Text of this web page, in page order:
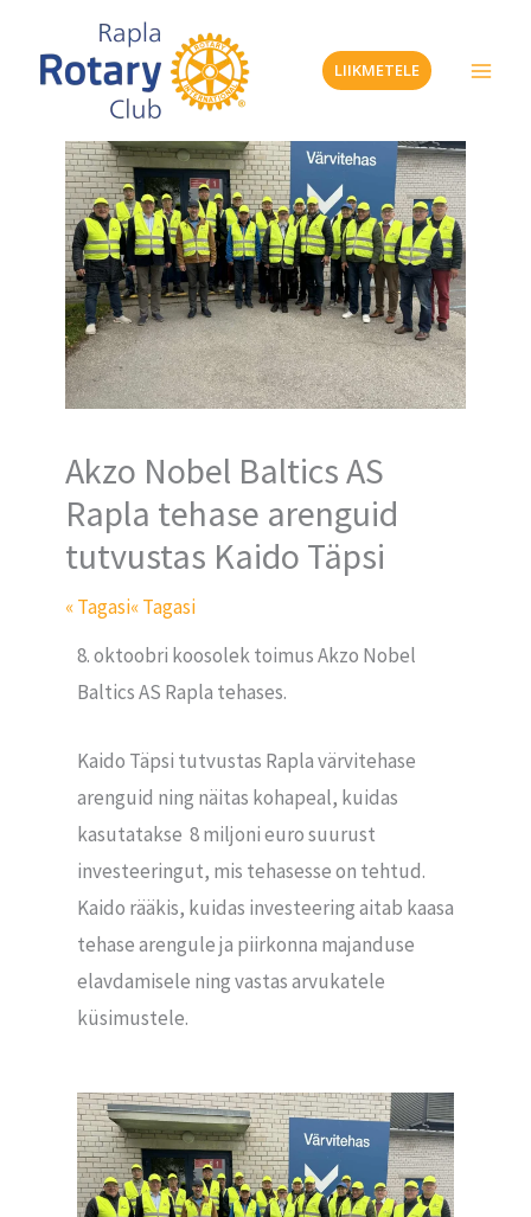
content
LIIKMETELE
Akzo Nobel Baltics AS
Rapla tehase arenguid
tutvustas Kaido Täpsi
« Tagasi« Tagasi
8. oktoobri koosolek toimus Akzo Nobel
Baltics AS Rapla tehases.
Kaido Täpsi tutvustas Rapla värvitehase
arenguid ning näitas kohapeal, kuidas
kasutatakse 8 miljoni euro suurust
investeeringut, mis tehasesse on tehtud.
Kaido rääkis, kuidas investeering aitab kaasa
tehase arengule ja piirkonna majanduse
elavdamisele ning vastas arvukatele
küsimustele.